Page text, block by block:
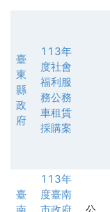
臺
東
縣
政
府
113年
度社會
福利服
務公務
車租賃
採購案
臺
113年
度臺南